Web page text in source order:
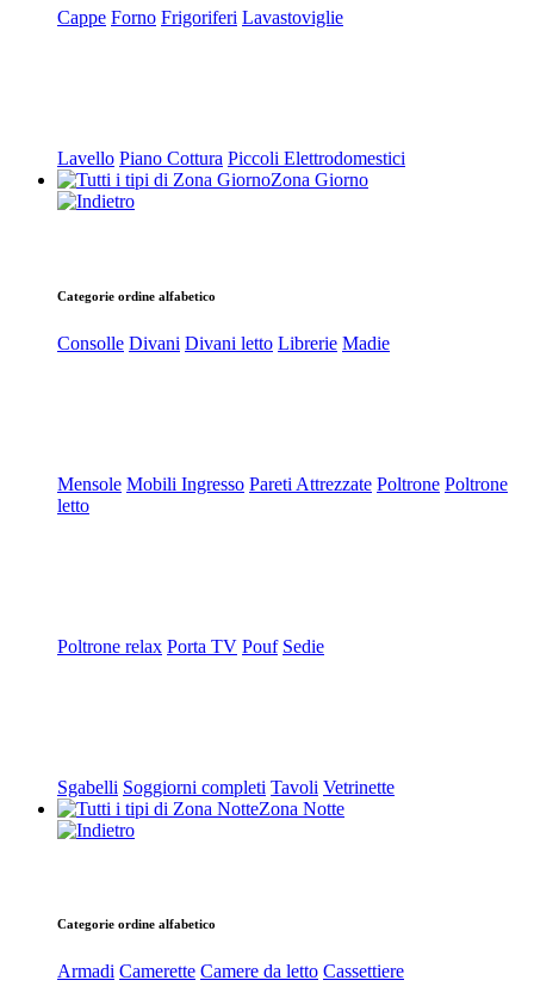
Cappe Forno Frigoriferi Lavastoviglie
Lavello Piano Cottura Piccoli Elettrodomestici
Zona Giorno
Categorie ordine alfabetico
Consolle Divani Divani letto Librerie Madie
Mensole Mobili Ingresso Pareti Attrezzate Poltrone Poltrone
letto
Poltrone relax Porta TV Pouf Sedie
Sgabelli Soggiorni completi Tavoli Vetrinette
Zona Notte
Categorie ordine alfabetico
Armadi Camerette Camere da letto Cassettiere